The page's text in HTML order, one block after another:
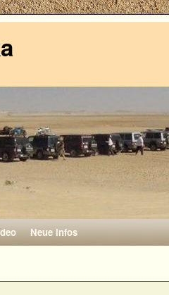
Neue Infos